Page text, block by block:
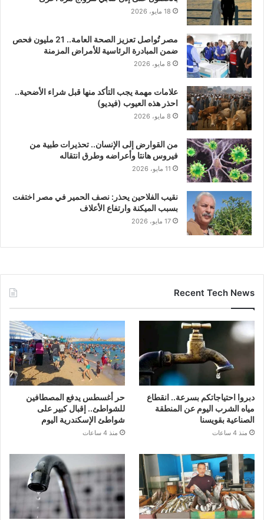
18 مايو، 2026
مصر تُواصل تعزيز الصحة العامة.. 21 مليون فحص
ضمن المبادرة الرئاسية للأمراض المزمنة
8 مايو، 2026
علامات مهمة يجب التأكد منها قبل شراء الأضحية..
احذر هذه العيوب (فيديو)
8 مايو، 2026
من القوارض إلى الإنسان.. تحذيرات طبية من
فيروس هانتا وأعراضه وطرق انتقاله
11 مايو، 2026
نقيب الفلاحين يحذر: نصف الحمير في مصر اختفت
بسبب الميكنة وارتفاع الأعلاف
17 مايو، 2026
Recent Tech News
دبروا احتياجاتكم بسرعة.. انقطاع
مياه الشرب اليوم عن المنطقة
الصناعية بقويسنا
منذ 4 ساعات
حر أغسطس يدفع المصطافين
للشواطئ.. إقبال كبير على
شواطئ الإسكندرية اليوم
منذ 4 ساعات